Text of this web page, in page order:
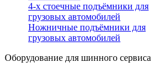
4-х стоечные подъёмники для
грузовых автомобилей
Ножничные подъёмники для
грузовых автомобилей
Оборудование для шинного сервиса